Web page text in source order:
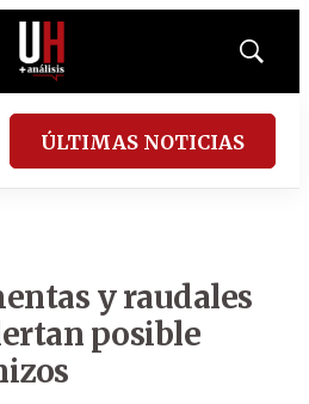
Mostrar
ÚLTIMAS NOTICIAS
y raudales
posible